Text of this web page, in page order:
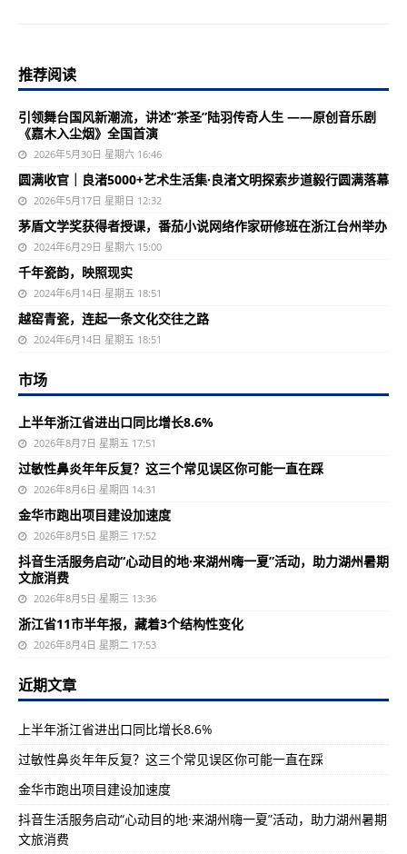
推荐阅读
引领舞台国风新潮流，讲述“茶圣”陆羽传奇人生 ——原创音乐剧
《嘉木入尘烟》全国首演
2026年5月30日 星期六 16:46
圆满收官｜良渚5000+艺术生活集·良渚文明探索步道毅行圆满落幕
2026年5月17日 星期日 12:32
茅盾文学奖获得者授课，番茄小说网络作家研修班在浙江台州举办
2024年6月29日 星期六 15:00
千年瓷韵，映照现实
2024年6月14日 星期五 18:51
越窑青瓷，连起一条文化交往之路
2024年6月14日 星期五 18:51
市场
上半年浙江省进出口同比增长8.6%
2026年8月7日 星期五 17:51
过敏性鼻炎年年反复？这三个常见误区你可能一直在踩
2026年8月6日 星期四 14:31
金华市跑出项目建设加速度
2026年8月5日 星期三 17:52
抖音生活服务启动“心动目的地·来湖州嗨一夏”活动，助力湖州暑期
文旅消费
2026年8月5日 星期三 13:36
浙江省11市半年报，藏着3个结构性变化
2026年8月4日 星期二 17:53
近期文章
上半年浙江省进出口同比增长8.6%
过敏性鼻炎年年反复？这三个常见误区你可能一直在踩
金华市跑出项目建设加速度
抖音生活服务启动“心动目的地·来湖州嗨一夏”活动，助力湖州暑期
文旅消费